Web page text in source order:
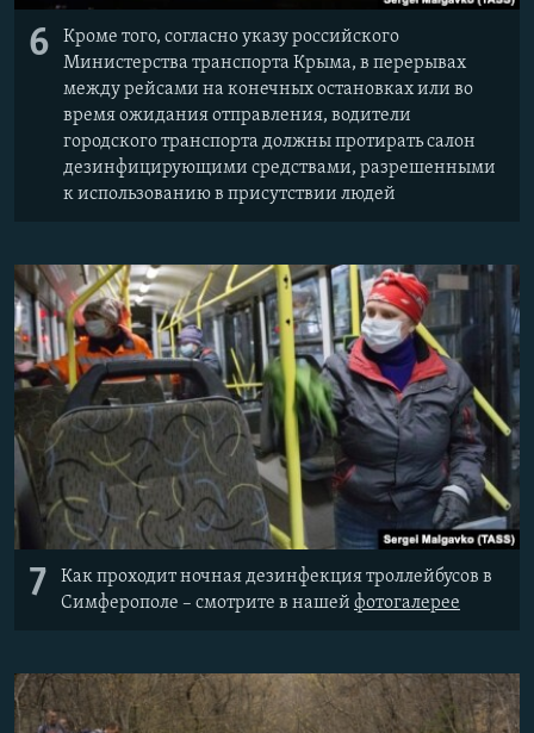
6
Кроме того, согласно указу российского
Министерства транспорта Крыма, в перерывах
между рейсами на конечных остановках или во
время ожидания отправления, водители
городского транспорта должны протирать салон
дезинфицирующими средствами, разрешенными
к использованию в присутствии людей
7
Как проходит ночная дезинфекция троллейбусов в
Симферополе – смотрите в нашей фотогалерее